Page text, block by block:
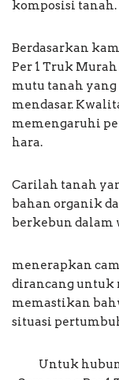
komposisi tanah.
Berdasarkan
Per 1 Truk
mutu tanah
mendasar.
memengaruhi
hara.
Carilah tanah
bahan organik
berkebun dalam
menerapkan
dirancang untuk
memastikan
situasi
Untuk